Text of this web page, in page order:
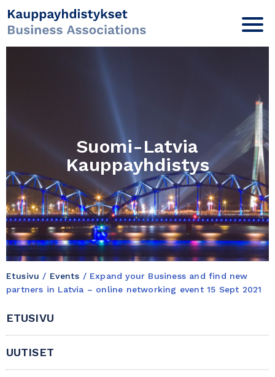
Suomi-Latvia
Kauppayhdistys
Etusivu / Events / Expand your Business and find new
partners in Latvia – online networking event 15 Sept 2021
ETUSIVU
UUTISET